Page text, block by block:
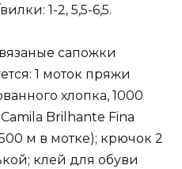
1-2, 5,5-6,5.
сапожки
1 моток пряжи
хлопка, 1000
Brilhante Fina
м в мотке); крючок 2
клей для обуви